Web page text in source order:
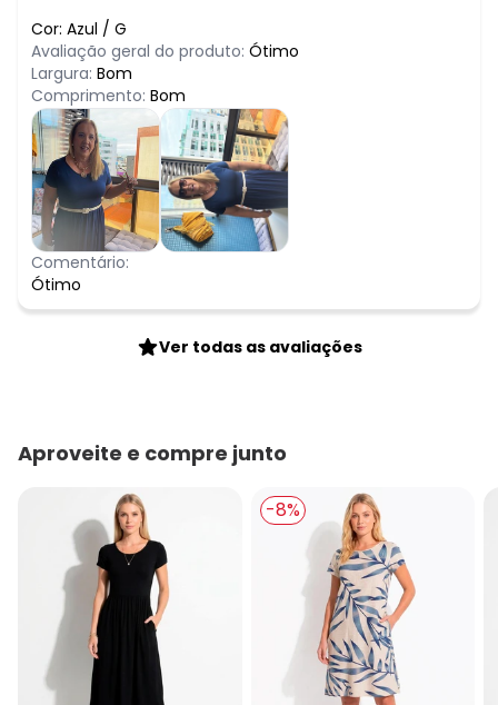
Cor: Azul / G
Avaliação geral do produto: Ótimo
Largura: Bom
Comprimento: Bom
Comentário:
Ótimo
Ver todas as avaliações
Aproveite e compre junto
-8%